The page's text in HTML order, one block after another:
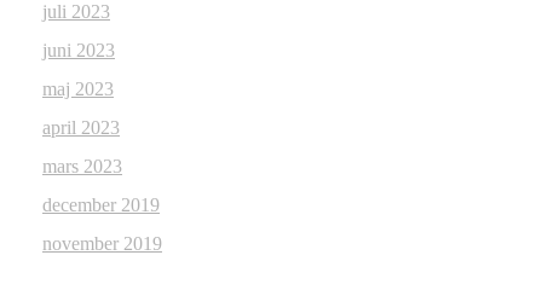
juli 2023
juni 2023
maj 2023
april 2023
mars 2023
december 2019
november 2019